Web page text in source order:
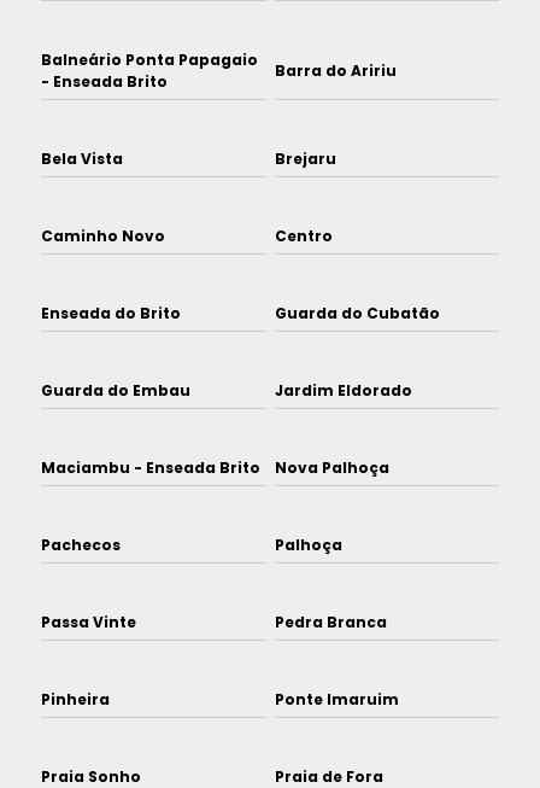
Balneário Ponta Papagaio
- Enseada Brito
Barra do Aririu
Bela Vista Brejaru
Caminho Novo Centro
Enseada do Brito Guarda do Cubatão
Guarda do Embau Jardim Eldorado
Maciambu - Enseada Brito Nova Palhoça
Pachecos Palhoça
Passa Vinte Pedra Branca
Pinheira Ponte Imaruim
Praia Sonho Praia de Fora